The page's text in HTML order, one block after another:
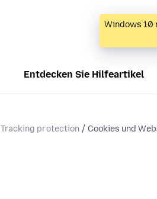
Windows 10
Entdecken Sie Hilfeartikel
Tracking protection Cookies und